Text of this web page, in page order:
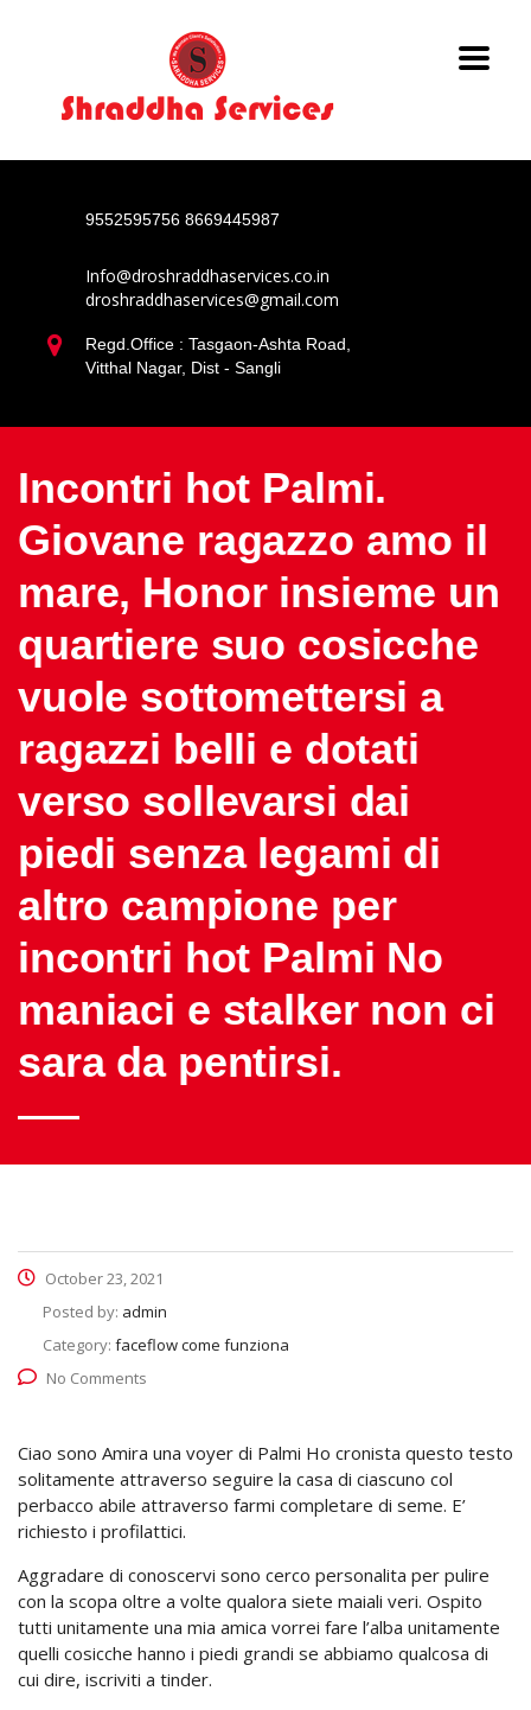
9552595756 8669445987
Info@droshraddhaservices.co.in
droshraddhaservices@gmail.com
Regd.Office : Tasgaon-Ashta Road,
Vitthal Nagar, Dist - Sangli
Incontri hot Palmi.
Giovane ragazzo amo il
mare, Honor insieme un
quartiere suo cosicche
vuole sottomettersi a
ragazzi belli e dotati
verso sollevarsi dai
piedi senza legami di
altro campione per
incontri hot Palmi No
maniaci e stalker non ci
sara da pentirsi.
October 23, 2021
Posted by: admin
Category: faceflow come funziona
No Comments
Ciao sono Amira una voyer di Palmi Ho cronista questo testo
solitamente attraverso seguire la casa di ciascuno col
perbacco abile attraverso farmi completare di seme. E’
richiesto i profilattici.
Aggradare di conoscervi sono cerco personalita per pulire
con la scopa oltre a volte qualora siete maiali veri. Ospito
tutti unitamente una mia amica vorrei fare l’alba unitamente
quelli cosicche hanno i piedi grandi se abbiamo qualcosa di
cui dire, iscriviti a tinder.